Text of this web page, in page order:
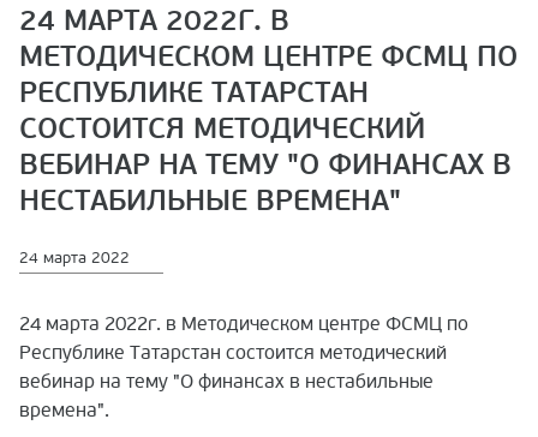
24 МАРТА 2022Г. В
МЕТОДИЧЕСКОМ ЦЕНТРЕ ФСМЦ ПО
РЕСПУБЛИКЕ ТАТАРСТАН
СОСТОИТСЯ МЕТОДИЧЕСКИЙ
ВЕБИНАР НА ТЕМУ "О ФИНАНСАХ В
НЕСТАБИЛЬНЫЕ ВРЕМЕНА"
24 марта 2022
24 марта 2022г. в Методическом центре ФСМЦ по
Республике Татарстан состоится методический
вебинар на тему "О финансах в нестабильные
времена".